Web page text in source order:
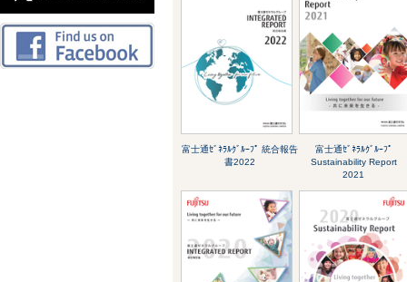
富士通ｾﾞﾈﾗﾙｸﾞﾙｰﾌﾟ 統合報告
書2022
富士通ｾﾞﾈﾗﾙｸﾞﾙｰﾌﾟ
Sustainability Report
2021